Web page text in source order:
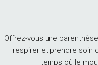
Offrez-vous une
respirer et prendre soin
temps où le